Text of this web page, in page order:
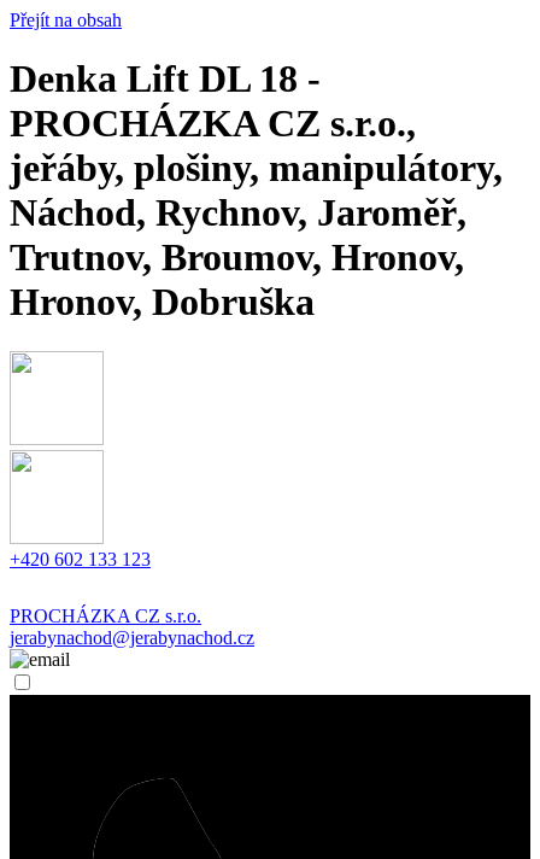
Přejít na obsah
Denka Lift DL 18 -
PROCHÁZKA CZ s.r.o.,
jeřáby, plošiny, manipulátory,
Náchod, Rychnov, Jaroměř,
Trutnov, Broumov, Hronov,
Hronov, Dobruška
+420 602 133 123
PROCHÁZKA CZ s.r.o.
jerabynachod@jerabynachod.cz